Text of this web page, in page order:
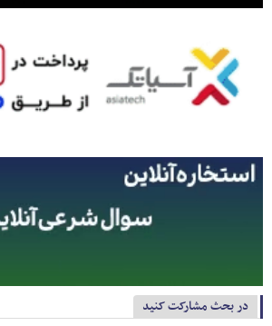
در بحث مشارکت کنید